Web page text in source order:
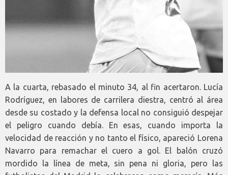
A la cuarta, rebasado el minuto 34, al fin acertaron. Lucía
Rodríguez, en labores de carrilera diestra, centró al área
desde su costado y la defensa local no consiguió despejar
el peligro cuando debía. En esas, cuando importa la
velocidad de reacción y no tanto el físico, apareció Lorena
Navarro para remachar el cuero a gol. El balón cruzó
mordido la línea de meta, sin pena ni gloria, pero las